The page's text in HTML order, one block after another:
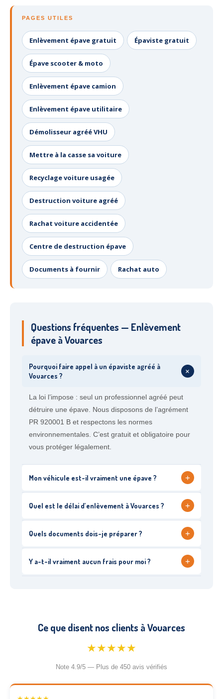
PAGES UTILES
Enlèvement épave gratuit Épaviste gratuit
Épave scooter & moto
Enlèvement épave camion
Enlèvement épave utilitaire
Démolisseur agréé VHU
Mettre à la casse sa voiture
Recyclage voiture usagée
Destruction voiture agréé
Rachat voiture accidentée
Centre de destruction épave
Documents à fournir Rachat auto
Questions fréquentes — Enlèvement
épave à Vouarces
Pourquoi faire appel à un épaviste agréé à
Vouarces ?
+
La loi l’impose : seul un professionnel agréé peut
détruire une épave. Nous disposons de l’agrément
PR 920001 B et respectons les normes
environnementales. C’est gratuit et obligatoire pour
vous protéger légalement.
Mon véhicule est-il vraiment une épave ? +
Quel est le délai d’enlèvement à Vouarces ? +
Quels documents dois-je préparer ? +
Y a-t-il vraiment aucun frais pour moi ? +
Ce que disent nos clients à Vouarces
★★★★★
Note 4.9/5 — Plus de 450 avis vérifiés